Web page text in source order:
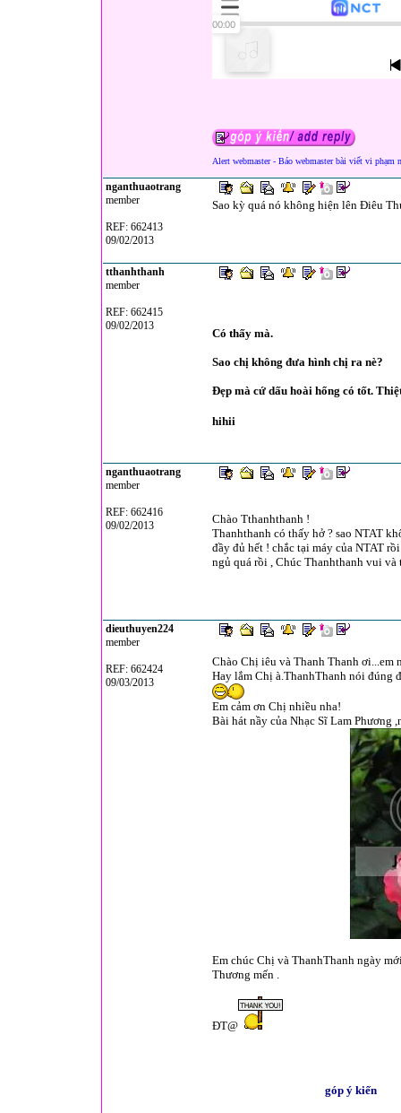
Alert webmaster - Báo webmaster bài viết vi phạm
nganthuaotrang
member
REF: 662413
09/02/2013
Sao kỳ quá nó không hiện lên Điêu
tthanhthanh
member
REF: 662415
09/02/2013
Có thấy mà.
Sao chị không đưa hình chị ra nè?
Đẹp mà cứ dấu hoài hổng có tốt.
hihii
nganthuaotrang
member
REF: 662416
09/02/2013
Chào Tthanhthanh !
Thanhthanh có thấy hở ? sao NTAT
đầy đủ hết ! chắc tại máy của NTAT
ngủ quá rồi , Chúc Thanhthanh vui và
dieuthuyen224
member
REF: 662424
09/03/2013
Chào Chị iêu và Thanh Thanh ơi...em
Hay lắm Chị à.ThanhThanh nói đúng
Em cảm ơn Chị nhiều nha!
Bài hát nầy của Nhạc Sĩ Lam Phương
Em chúc Chị và ThanhThanh ngày
Thương mến .
ĐT@
góp ý kiến